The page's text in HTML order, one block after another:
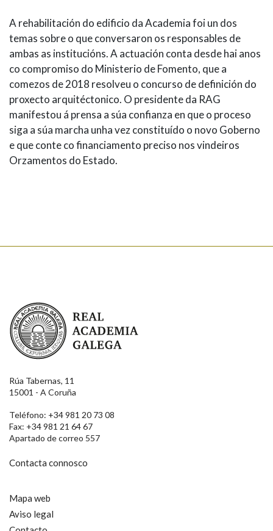
A rehabilitación do edificio da Academia foi un dos
temas sobre o que conversaron os responsables de
ambas as institucións. A actuación conta desde hai anos
co compromiso do Ministerio de Fomento, que a
comezos de 2018 resolveu o concurso de definición do
proxecto arquitéctonico. O presidente da RAG
manifestou á prensa a súa confianza en que o proceso
siga a súa marcha unha vez constituído o novo Goberno
e que conte co financiamento preciso nos vindeiros
Orzamentos do Estado.
Real Academia Galega
Rúa Tabernas, 11
15001 - A Coruña
Teléfono: +34 981 20 73 08
Fax: +34 981 21 64 67
Apartado de correo 557
Contacta connosco
Mapa web
Aviso legal